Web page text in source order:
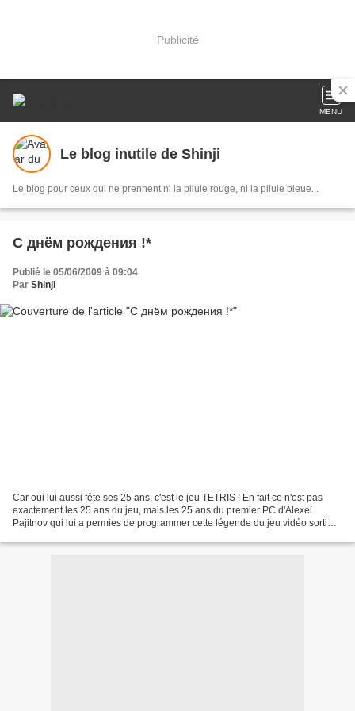
Publicité
MENU
Le blog inutile de Shinji
Le blog pour ceux qui ne prennent ni la pilule rouge, ni la pilule bleue...
С днём рождения !*
Publié le 05/06/2009 à 09:04
Par Shinji
Car oui lui aussi fête ses 25 ans, c'est le jeu TETRIS ! En fait ce n'est pas
exactement les 25 ans du jeu, mais les 25 ans du premier PC d'Alexei
Pajitnov qui lui a permies de programmer cette légende du jeu vidéo sorti